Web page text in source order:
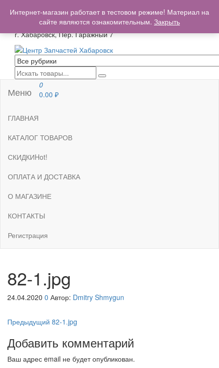
centrzapchastey.ru@mail.ru
г. Хабаровск, Пер. Гаражный 7
Центр Запчастей Хабаровск
Запчасти для авто,
мото,бензопил,велосипедов,снегоходов,бензопил и т.д.
Хабаровск
Меню
0
0.00 ₽
ГЛАВНАЯ
КАТАЛОГ ТОВАРОВ
СКИДКИHot!
ОПЛАТА И ДОСТАВКА
О МАГАЗИНЕ
КОНТАКТЫ
Регистрация
82-1.jpg
24.04.2020 0 Автор: Dmitry Shmygun
Навигация
по
записям
Предыдущая
Предыдущий 82-1.jpg
Добавить комментарий
Ваш адрес email не будет опубликован.
Интернет-магазин работает в тестовом режиме! Материал на
сайте являются ознакомительным. Закрыть